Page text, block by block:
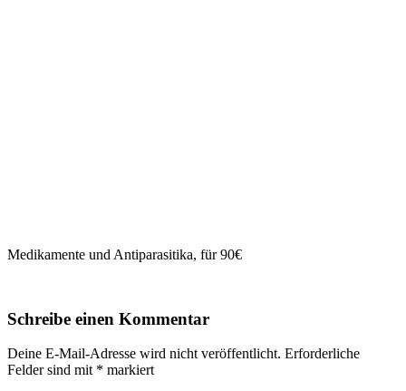
Medikamente und Antiparasitika, für 90€
Schreibe einen Kommentar
Deine E-Mail-Adresse wird nicht veröffentlicht. Erforderliche
Felder sind mit * markiert